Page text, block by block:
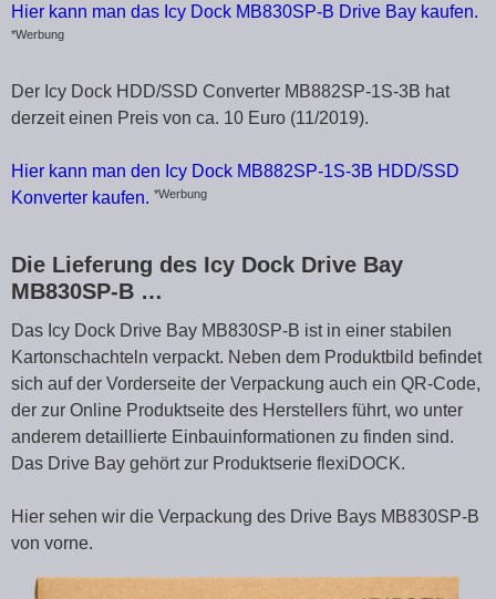
Hier kann man das Icy Dock MB830SP-B Drive Bay kaufen.
*Werbung
Der Icy Dock HDD/SSD Converter MB882SP-1S-3B hat
derzeit einen Preis von ca. 10 Euro (11/2019).
Hier kann man den Icy Dock MB882SP-1S-3B HDD/SSD
Konverter kaufen. *Werbung
Die Lieferung des Icy Dock Drive Bay
MB830SP-B …
Das Icy Dock Drive Bay MB830SP-B ist in einer stabilen
Kartonschachteln verpackt. Neben dem Produktbild befindet
sich auf der Vorderseite der Verpackung auch ein QR-Code,
der zur Online Produktseite des Herstellers führt, wo unter
anderem detaillierte Einbauinformationen zu finden sind.
Das Drive Bay gehört zur Produktserie flexiDOCK.
Hier sehen wir die Verpackung des Drive Bays MB830SP-B
von vorne.